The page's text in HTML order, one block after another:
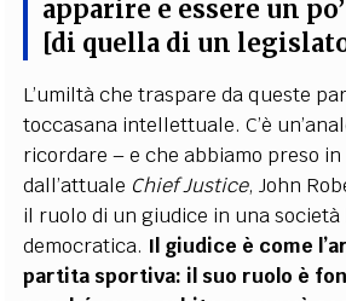
apparire e essere un
[di quella di un
L’umiltà che traspare da queste
toccasana intellettuale. C’è
ricordare – e che abbiamo preso
dall’attuale Chief Justice, John
il ruolo di un giudice in una società
democratica. Il giudice è come
partita sportiva: il suo ruolo è